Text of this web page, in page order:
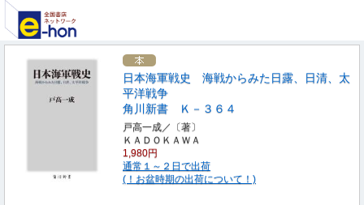
日本海軍戦史 海戦からみた日露、日清、太
平洋戦争
角川新書 Ｋ－３６４
戸高一成／〔著〕
ＫＡＤＯＫＡＷＡ
1,980円
通常１～２日で出荷
(！お盆時期の出荷について！)